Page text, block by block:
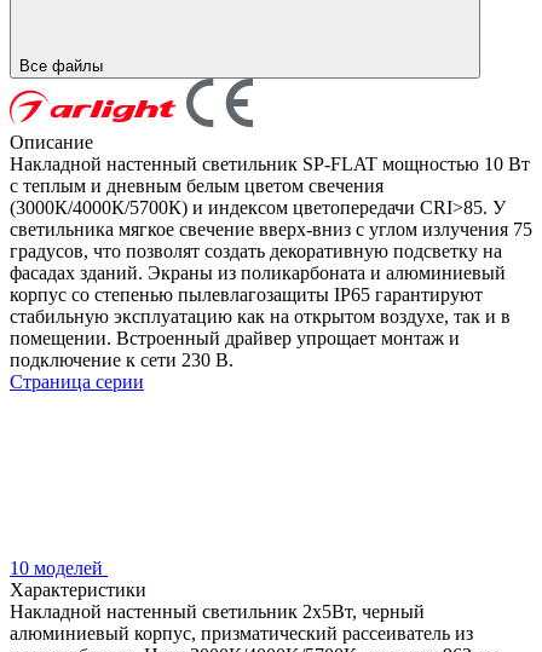
Все файлы
Описание
Накладной настенный светильник SP-FLAT мощностью 10 Вт
с теплым и дневным белым цветом свечения
(3000К/4000К/5700К) и индексом цветопередачи CRI>85. У
светильника мягкое свечение вверх-вниз с углом излучения 75
градусов, что позволят создать декоративную подсветку на
фасадах зданий. Экраны из поликарбоната и алюминиевый
корпус со степенью пылевлагозащиты IP65 гарантируют
стабильную эксплуатацию как на открытом воздухе, так и в
помещении. Встроенный драйвер упрощает монтаж и
подключение к сети 230 В.
Страница серии
10 моделей
Характеристики
Накладной настенный светильник 2x5Вт, черный
алюминиевый корпус, призматический рассеиватель из